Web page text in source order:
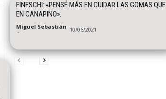
FINESCHI: «PENSÉ MÁS EN CUIDAR LAS GOMAS QUE
EN CANAPINO».
Miguel Sebastián
- 10/06/2021